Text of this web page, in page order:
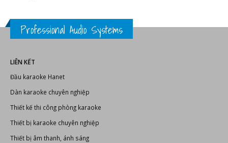
Professional Audio Systems
LIÊN KẾT
Đầu karaoke Hanet
Dàn karaoke chuyên nghiệp
Thiết kế thi công phòng karaoke
Thiết bị karaoke chuyên nghiệp
Thiết bị âm thanh, ánh sáng